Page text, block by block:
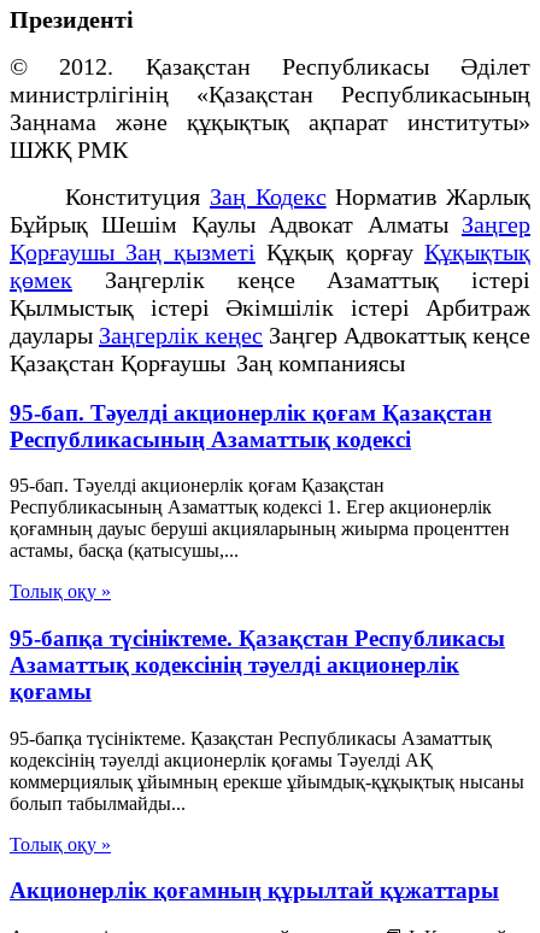
Президенті
© 2012. Қазақстан Республикасы Әділет
министрлігінің «Қазақстан Республикасының
Заңнама және құқықтық ақпарат институты»
ШЖҚ РМК
Конституция Заң Кодекс Норматив Жарлық
Бұйрық Шешім Қаулы Адвокат Алматы Заңгер
Қорғаушы Заң қызметі Құқық қорғауҚұқықтық
қөмек Заңгерлік кеңсе Азаматтық істері
Қылмыстық істері Әкімшілік істері Арбитраж
даулары Заңгерлік кеңес Заңгер Адвокаттық кеңсе
Қазақстан Қорғаушы Заң компаниясы
95-бап. Тәуелдi акционерлiк қоғам Қазақстан
Республикасының Азаматтық кодексi
95-бап. Тәуелдi акционерлiк қоғам Қазақстан
Республикасының Азаматтық кодексi 1. Егер акционерлiк
қоғамның дауыс берушi акцияларының жиырма проценттен
астамы, басқа (қатысушы,...
Толық оқу »
95-бапқа түсініктеме. Қазақстан Республикасы
Азаматтық кодексінің тәуелді акционерлік
қоғамы
95-бапқа түсініктеме. Қазақстан Республикасы Азаматтық
кодексінің тәуелді акционерлік қоғамы Тәуелді АҚ
коммерциялық ұйымның ерекше ұйымдық-құқықтық нысаны
болып табылмайды...
Толық оқу »
Акционерлік қоғамның құрылтай құжаттары